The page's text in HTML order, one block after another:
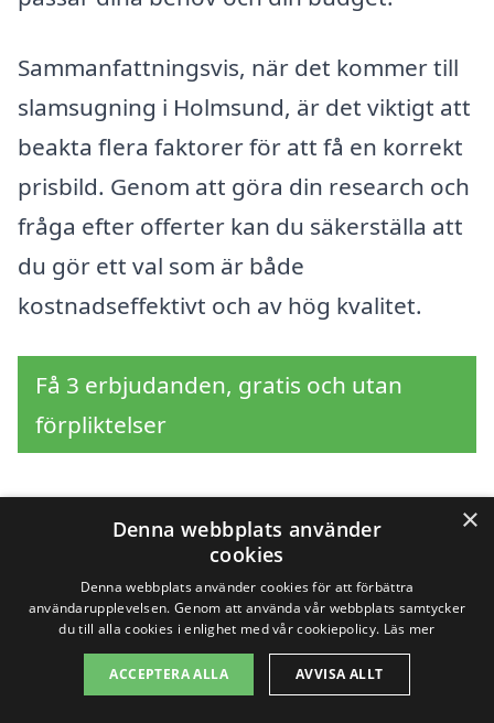
Sammanfattningsvis, när det kommer till
slamsugning i Holmsund, är det viktigt att
beakta flera faktorer för att få en korrekt
prisbild. Genom att göra din research och
fråga efter offerter kan du säkerställa att
du gör ett val som är både
kostnadseffektivt och av hög kvalitet.
Få 3 erbjudanden, gratis och utan
förpliktelser
Sök efter en
professionell för
slamsugning i andra
städer nära Holmsund
×
Denna webbplats använder
cookies
Denna webbplats använder cookies för att förbättra
användarupplevelsen. Genom att använda vår webbplats samtycker
du till alla cookies i enlighet med vår cookiepolicy. Läs mer
ACCEPTERA ALLA AVVISA ALLT